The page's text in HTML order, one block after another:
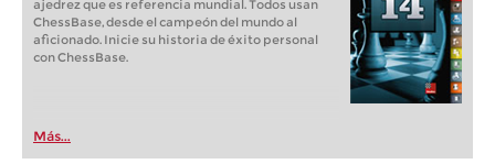
ajedrez que es referencia mundial. Todos usan
ChessBase, desde el campeón del mundo al
aficionado. Inicie su historia de éxito personal
con ChessBase.
Más...